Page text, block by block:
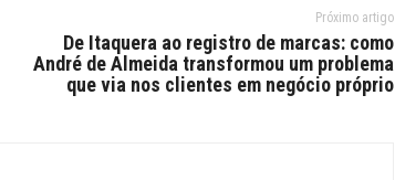
Próximo artigo
De Itaquera ao registro de marcas: como
André de Almeida transformou um problema
que via nos clientes em negócio próprio